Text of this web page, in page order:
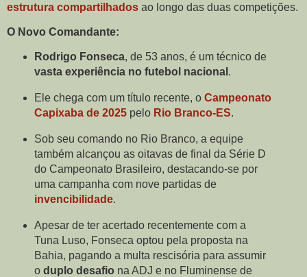
estrutura compartilhados ao longo das duas competições.
O Novo Comandante:
Rodrigo Fonseca, de 53 anos, é um técnico de
vasta experiência no futebol nacional .
Ele chega com um título recente, o Campeonato
Capixaba de 2025pelo Rio Branco-ES.
Sob seu comando no Rio Branco, a equipe
também alcançou as oitavas de final da Série D
do Campeonato Brasileiro, destacando-se por
uma campanha com nove partidas de
invencibilidade.
Apesar de ter acertado recentemente com a
Tuna Luso, Fonseca optou pela proposta na
Bahia, pagando a multa rescisória para assumir
o duplo desafio na ADJ e no Fluminense de